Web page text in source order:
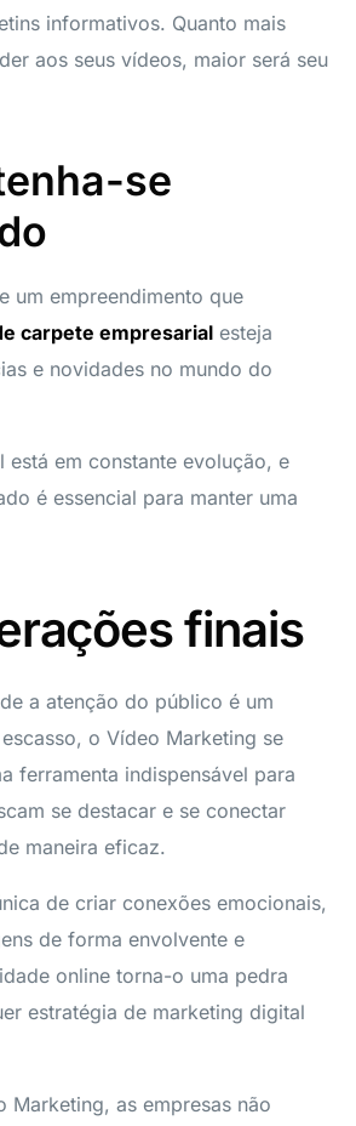
informativos. Quanto mais
aos seus vídeos, maior será seu
se
um empreendimento que
carpete empresarial esteja
e novidades no mundo do
está em constante evolução, e
é essencial para manter uma
finais
a atenção do público é um
o Vídeo Marketing se
ferramenta indispensável para
se destacar e se conectar
maneira eficaz.
de criar conexões emocionais,
de forma envolvente e
online torna-o uma pedra
estratégia de marketing digital
Marketing, as empresas não